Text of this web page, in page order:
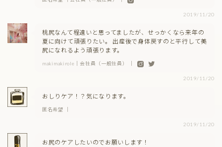
2019/11/20
桃尻なんて程遠いと思ってましたが、せっかくなら来年の
夏に向けて頑張りたい。 出産後で身体戻すのと平行して美
尻になれるよう頑張ります。
makimakirole｜会社員（一般社員） ｜
2019/11/20
おしりケア！？気になります。
匿名希望 ｜
2019/11/20
お尻のケアしたいのでお願いします！